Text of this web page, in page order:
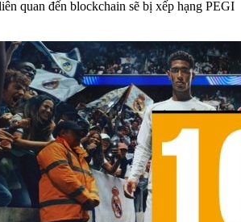
quan đến blockchain sẽ bị xếp hạng PEGI